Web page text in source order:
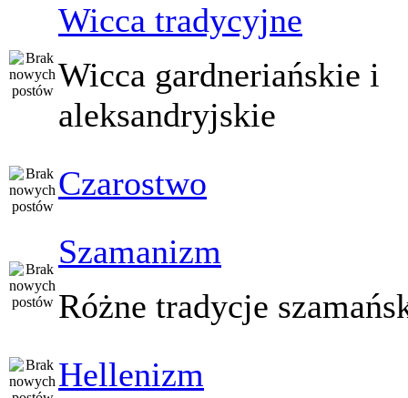
Wicca tradycyjne
Wicca gardneriańskie i
aleksandryjskie
Czarostwo
Szamanizm
Różne tradycje
Hellenizm